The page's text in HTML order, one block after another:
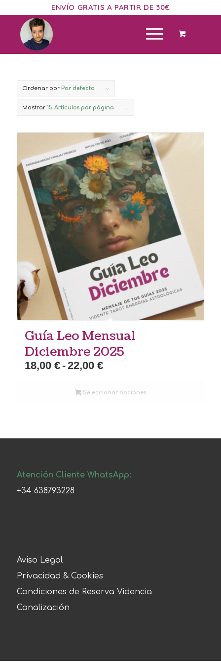
ENVÍO GRATIS A PARTIR DE 30€
Ordenar por Por defecto
Mostrar 15 Artículos por página
Guía Leo Mensual
Diciembre 2025
18,00 €-22,00 €Rango
precios:
22,00 €
Seleccionar opciones
Atención Cliente WhatsApp:
+34 638793228
Aviso Legal
Privacidad & Cookies
Condiciones de Reserva Videncia
Canalización